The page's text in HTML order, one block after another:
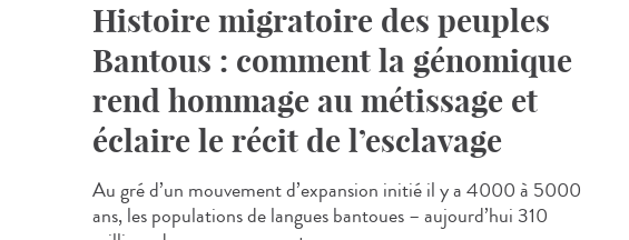
Histoire migratoire des peuples
Bantous : comment la génomique
rend hommage au métissage et
éclaire le récit de l’esclavage
Au gré d’un mouvement d’expansion initié il y a 4000 à 5000
ans, les populations de langues bantoues – aujourd’hui 310